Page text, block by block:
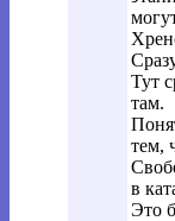
Тут
там.
тем,
в
Это